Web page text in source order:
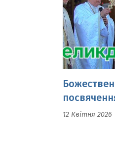
12 Квітня 2026